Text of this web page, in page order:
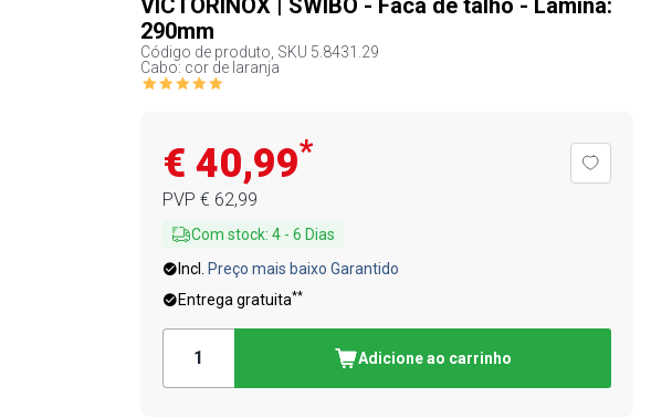
VICTORINOX | SWIBO - Faca de talho - Lâmina:
290mm
Código de produto, SKU 5.8431.29
Cabo: cor de laranja
€ 40,99*
PVP € 62,99
Com stock: 4- 6 Dias
Incl.
Preço mais baixo Garantido
Entrega gratuita**
Adicione ao carrinho